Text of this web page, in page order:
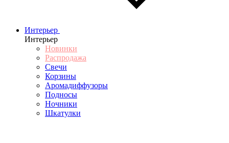
Интерьер
Интерьер
Новинки
Распродажа
Свечи
Корзины
Аромадиффузоры
Подносы
Ночники
Шкатулки